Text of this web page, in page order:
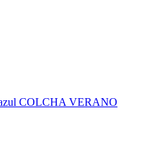
COLCHA VERANO